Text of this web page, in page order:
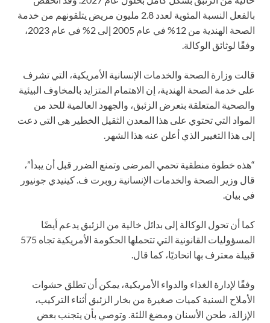
بالفعل النسبة المئوية لعدد 2.8 مليون مريض يتلقونهم من خدمة
الصحة الهندية من 12% في عام 2005 إلى 2% في عام 2023،
وفقًا لوثائق الوكالة.
قالت وزارة الصحة والخدمات الإنسانية الأمريكية، التي تشرف
على خدمة الصحة الهندية، إن الاهتمام المتزايد بالمخاوف البيئية
والصحية المتعلقة بتعرض الزئبق، والجهود العالمية للحد من
المواد التي تحتوي على هذا المعدن الثقيل الخطير هي التي دعت
إلى هذا التغيير الذي أعلن عنه هذا الشهر.
“هذه خطوة منطقية تحمي المرضى وتمنع الضرر قبل أن يبدأ”،
قال وزير الصحة والخدمات الإنسانية روبرت ف. كينيدي جونيور
في بيان.
كما أن تحول الوكالة إلى بدائل خالية من الزئبق يدعم أيضًا
المسؤوليات القانونية التي تتحملها الحكومة الأمريكية تجاه 575
قبيلة معترف بها اتحاديًا، كما قال.
وفقًا لإدارة الغذاء والدواء الأمريكية، يمكن أن تطلق حشوات
الأملاح السنية كميات صغيرة من بخار الزئبق أثناء التركيب،
الإزالة، طحن الأسنان ومضغ اللثة. وتوصي بأن يتجنب بعض